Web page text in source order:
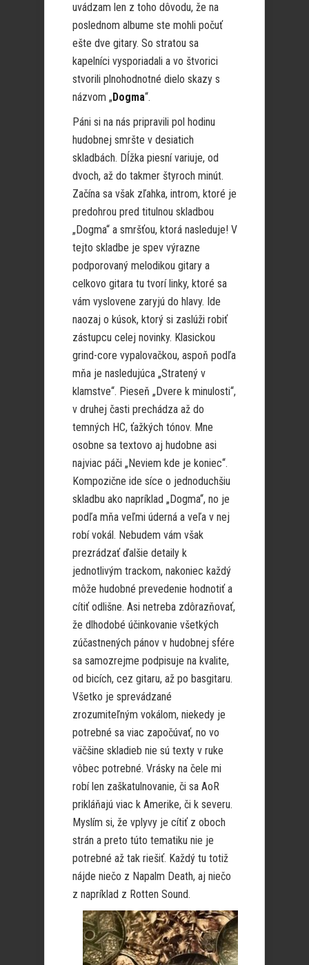
uvádzam len z toho dôvodu, že na
poslednom albume ste mohli počuť
ešte dve gitary. So stratou sa
kapelníci vysporiadali a vo štvorici
stvorili plnohodnotné dielo skazy s
názvom „Dogma“.
Páni si na nás pripravili pol hodinu
hudobnej smršte v desiatich
skladbách. Dĺžka piesní variuje, od
dvoch, až do takmer štyroch minút.
Začína sa však zľahka, introm, ktoré je
predohrou pred titulnou skladbou
„Dogma“ a smršťou, ktorá nasleduje! V
tejto skladbe je spev výrazne
podporovaný melodikou gitary a
celkovo gitara tu tvorí linky, ktoré sa
vám vyslovene zaryjú do hlavy. Ide
naozaj o kúsok, ktorý si zaslúži robiť
zástupcu celej novinky. Klasickou
grind-core vypalovačkou, aspoň podľa
mňa je nasledujúca „Stratený v
klamstve“. Pieseň „Dvere k minulosti“,
v druhej časti prechádza až do
temných HC, ťažkých tónov. Mne
osobne sa textovo aj hudobne asi
najviac páči „Neviem kde je koniec“.
Kompozične ide síce o jednoduchšiu
skladbu ako napríklad „Dogma“, no je
podľa mňa veľmi úderná a veľa v nej
robí vokál. Nebudem vám však
prezrádzať ďalšie detaily k
jednotlivým trackom, nakoniec každý
môže hudobné prevedenie hodnotiť a
cítiť odlišne. Asi netreba zdôrazňovať,
že dlhodobé účinkovanie všetkých
zúčastnených pánov v hudobnej sfére
sa samozrejme podpisuje na kvalite,
od bicích, cez gitaru, až po basgitaru.
Všetko je sprevádzané
zrozumiteľným vokálom, niekedy je
potrebné sa viac započúvať, no vo
väčšine skladieb nie sú texty v ruke
vôbec potrebné. Vrásky na čele mi
robí len zaškatulnovanie, či sa AoR
prikláňajú viac k Amerike, či k severu.
Myslím si, že vplyvy je cítiť z oboch
strán a preto túto tematiku nie je
potrebné až tak riešiť. Každý tu totiž
nájde niečo z Napalm Death, aj niečo
z napríklad z Rotten Sound.